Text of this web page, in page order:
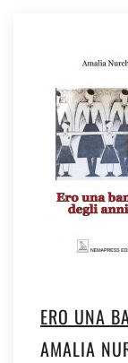
ERO UNA
AMALIA